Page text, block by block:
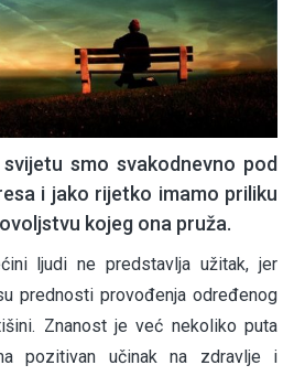
smo svakodnevno pod
i jako rijetko imamo priliku
kojeg ona pruža.
ljudi ne predstavlja užitak, jer
prednosti provođenja određenog
Znanost je već nekoliko puta
pozitivan učinak na zdravlje i